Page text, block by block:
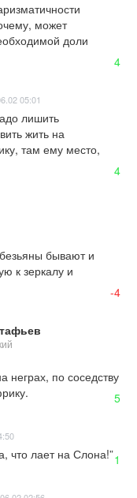
может
доли
4
05:01
лишить
жить на
там ему место,
4
бывают и
к зеркалу и
-4
по соседству
5
что лает на Слона!”1